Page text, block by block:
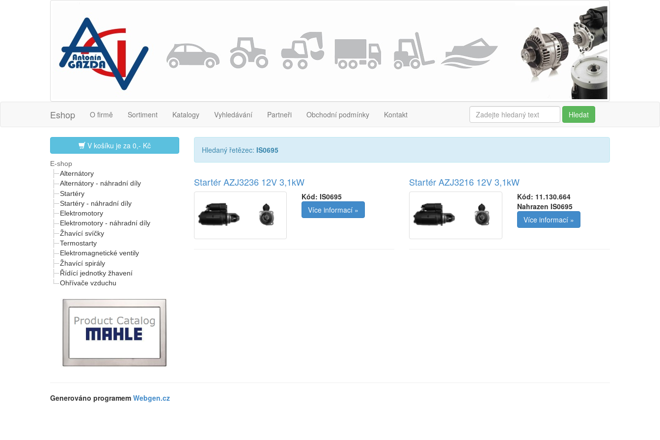
Eshop O firmě Sortiment Katalogy Vyhledávání Partneři Obchodní podmínky Kontakt Hledat
V košíku je za 0,- Kč
E-shop
Alternátory
Alternátory - náhradní díly
Startéry
Startéry - náhradní díly
Elektromotory
Elektromotory - náhradní díly
Žhavící svíčky
Termostarty
Elektromagnetické ventily
Žhavící spirály
Řídící jednotky žhavení
Ohřívače vzduchu
Hledaný řetězec: IS0695
Startér AZJ3236 12V 3,1kW
Kód: IS0695
Více informací »
Startér AZJ3216 12V 3,1kW
Kód: 11.130.664
Nahrazen IS0695
Více informací »
Generováno programem Webgen.cz